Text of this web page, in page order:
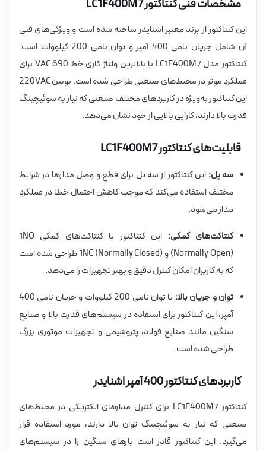
مشخصات فنی کنتاکتور LC1F400M7
این کنتاکتور از برند معتبر اشنایدر ساخته شده است و ویژگی‌های فنی
آن شامل جریان نامی 400 آمپر و توان نامی 200 کیلووات است.
کنتاکتور مدل LC1F400M7 با بالاترین ولتاژ کاری خط 690 VAC برای
عملکرد موثر در محیط‌های صنعتی طراحی شده است. بوبین 220VAC
این کنتاکتور به‌ویژه در کاربردهای مختلف صنعتی که نیاز به سوئیچینگ
قدرت بالا دارند، کارایی بالایی از خود نشان می‌دهد.
قابلیت‌های کنتاکتور LC1F400M7
سه پل: این کنتاکتور از سه پل برای قطع و وصل مدارها در شرایط
مختلف استفاده می‌کند که موجب کاهش احتمال خطا در عملکرد
مدار می‌شود.
کنتاکت‌های کمکی:
این کنتاکتور با کنتاکت‌های کمکی 1NO
(Normally Open) و 1NC (Normally Closed) طراحی شده است
که به کاربران امکان کنترل دقیق و بهتر تجهیزات را می‌دهد.
توان و جریان بالا:
با توان نامی 200 کیلووات و جریان نامی 400
آمپر، این کنتاکتور برای استفاده در سیستم‌های قدرت بالا و صنایع
سنگین مانند صنایع فولاد، پتروشیمی و تجهیزات موتوری بزرگ
طراحی شده است.
کاربردهای کنتاکتور 400 آمپر اشنایدر
کنتاکتور LC1F400M7 برای کنترل مدارهای الکتریکی در محیط‌های
صنعتی که نیاز به سوئیچینگ توان بالا دارند، مورد استفاده قرار
می‌گیرد. این کنتاکتور قادر است بارهای سنگین را در سیستم‌های